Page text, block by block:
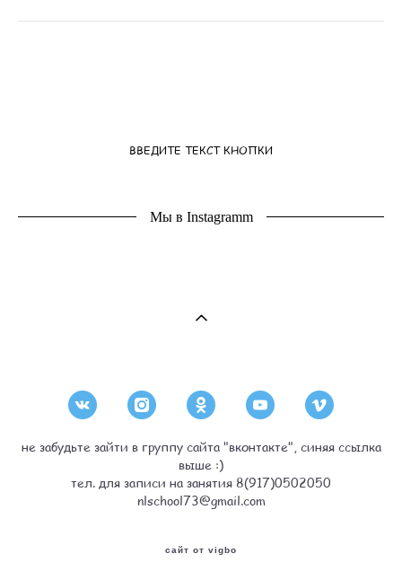
ВВЕДИТЕ ТЕКСТ КНОПКИ
Мы в Instagramm
не забудьте зайти в группу сайта "вконтакте", синяя ссылка
выше :)
тел. для записи на занятия 8(917)0502050
nlschool73@gmail.com
сайт от vigbo